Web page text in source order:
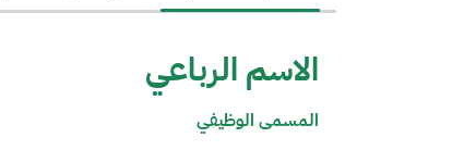
الاسم الرباعي
المسمى الوظيفي